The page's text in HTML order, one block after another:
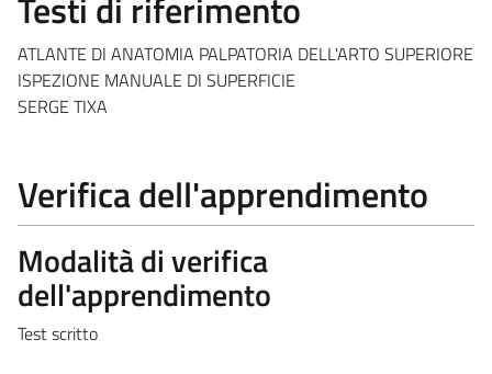
ATLANTE DI ANATOMIA PALPATORIA DELL'ARTO SUPERIORE
ISPEZIONE MANUALE DI SUPERFICIE
SERGE TIXA
Verifica dell'apprendimento
Modalità di verifica
dell'apprendimento
Test scritto